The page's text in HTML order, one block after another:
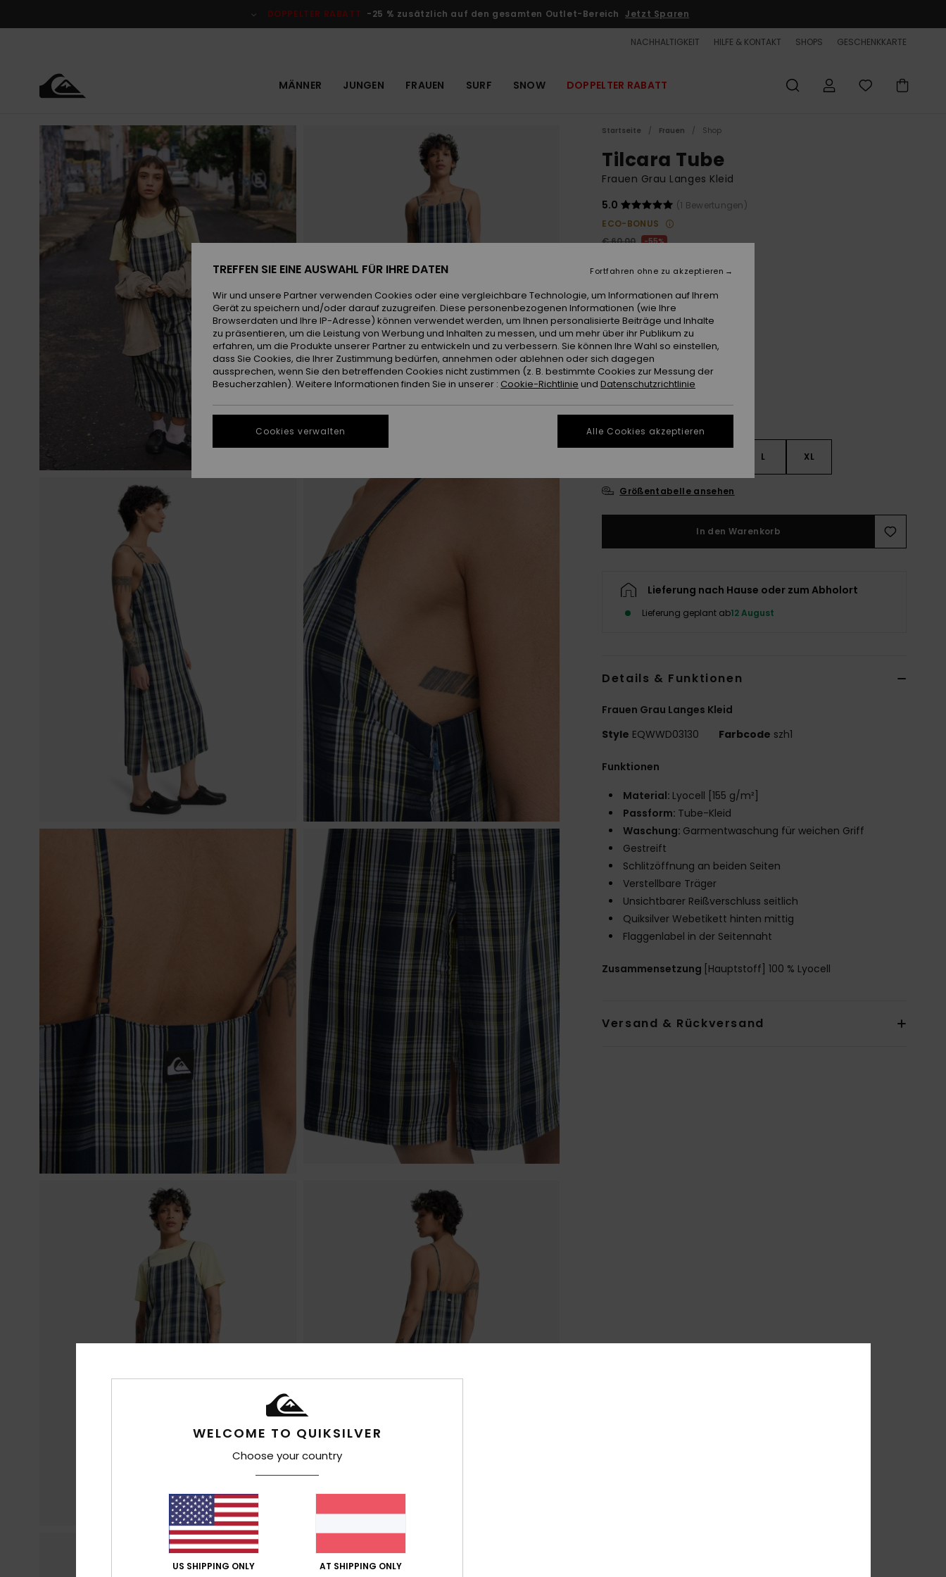
DOPPELTER RABATT -25 % zusätzlich auf den gesamten Outlet-Bereich Jetzt Sparen
NACHHALTIGKEIT HILFE & KONTAKT SHOPS GESCHENKKARTE
MÄNNER JUNGEN FRAUEN SURF SNOW DOPPELTER RABATT
Startseite Frauen Shop
Tilcara Tube
Frauen Grau Langes Kleid
5.0
(1 Bewertungen)
ECO-BONUS
€ 60,00
55%
DOPPELTER RABATT EXTRA 25 %
FarbeMicro Chip Tilcara Check
L XL
Größentabelle ansehen
In den Warenkorb
Lieferung nach Hause oder zum Abholort
Lieferung geplant ab12 August
Details & Funktionen
Frauen Grau Langes Kleid
Style EQWWD03130 Farbcode szh1
Funktionen
Material: Lyocell [155 g/m²]
Passform: Tube-Kleid
Waschung: Garmentwaschung für weichen Griff
Gestreift
Schlitzöffnung an beiden Seiten
Verstellbare Träger
Unsichtbarer Reißverschluss seitlich
Quiksilver Webetikett hinten mittig
Flaggenlabel in der Seitennaht
Zusammensetzung [Hauptstoff] 100 % Lyocell
Versand & Rückversand
WELCOME TO QUIKSILVER
Choose your country
US SHIPPING ONLY AT SHIPPING ONLY
TREFFEN SIE EINE AUSWAHL FÜR IHRE DATEN
Wir und unsere Partner verwenden Cookies oder eine vergleichbare Technologie, um Informationen auf Ihrem
Gerät zu speichern und/oder darauf zuzugreifen. Diese personenbezogenen Informationen (wie Ihre
Browserdaten und Ihre IP-Adresse) können verwendet werden, um Ihnen personalisierte Beiträge und Inhalte
zu präsentieren, um die Leistung von Werbung und Inhalten zu messen, und um mehr über ihr Publikum zu
erfahren, um die Produkte unserer Partner zu entwickeln und zu verbessern. Sie können Ihre Wahl so einstellen,
dass Sie Cookies, die Ihrer Zustimmung bedürfen, annehmen oder ablehnen oder sich dagegen
aussprechen, wenn Sie den betreffenden Cookies nicht zustimmen (z. B. bestimmte Cookies zur Messung der
Besucherzahlen). Weitere Informationen finden Sie in unserer : Cookie-Richtlinie und Datenschutzrichtlinie
Cookies verwalten
Fortfahren ohne zu akzeptieren
Alle Cookies akzeptieren